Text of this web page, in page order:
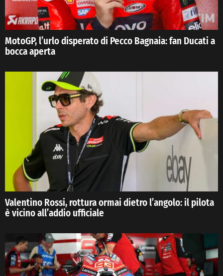
MotoGP, l’urlo disperato di Pecco Bagnaia: fan Ducati a
bocca aperta
Valentino Rossi, rottura ormai dietro l’angolo: il pilota
è vicino all’addio ufficiale